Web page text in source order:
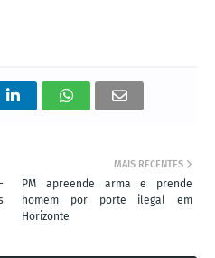
MAIS RECENTES
PM apreende arma e prende
homem por porte ilegal em
Horizonte